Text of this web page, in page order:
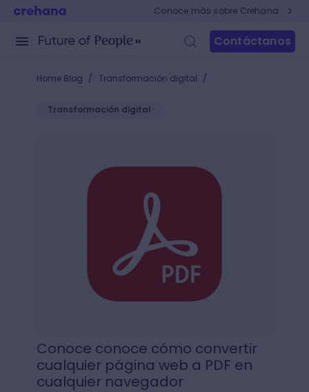
Conoce más sobre Crehana
Contáctanos
Home Blog / Transformación digital /
Transformación digital
Conoce conoce cómo convertir
cualquier página web a PDF en
cualquier navegador